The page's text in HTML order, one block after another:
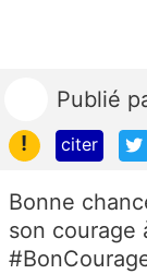
Publié
!
citer
Bonne
son courage